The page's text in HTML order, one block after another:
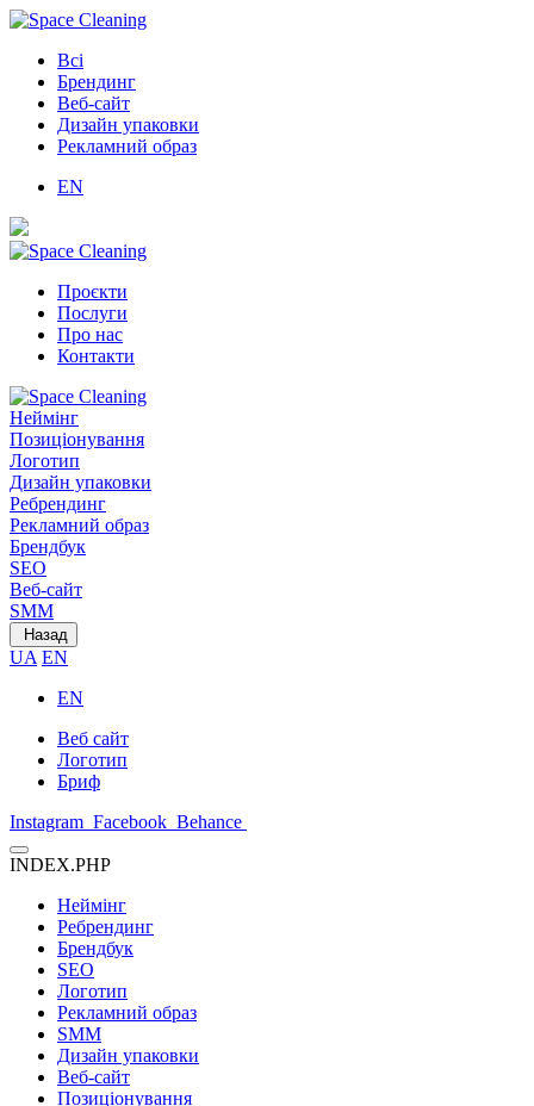
Всі
Брендинг
Веб-сайт
Дизайн упаковки
Рекламний образ
EN
Проєкти
Послуги
Про нас
Контакти
Неймінг
Позиціонування
Логотип
Дизайн упаковки
Ребрендинг
Рекламний образ
Брендбук
SEO
Веб-сайт
SMM
Назад
UA EN
EN
Веб сайт
Логотип
Бриф
Instagram Facebook Behance
INDEX.PHP
Неймінг
Ребрендинг
Брендбук
SEO
Логотип
Рекламний образ
SMM
Дизайн упаковки
Веб-сайт
Позиціонування